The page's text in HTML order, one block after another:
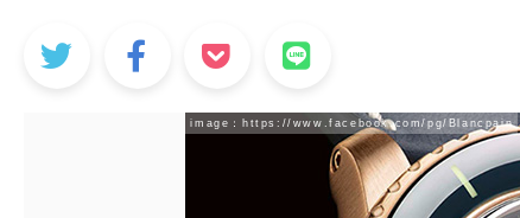
image： https://www.facebook.com/pg/Blancpain